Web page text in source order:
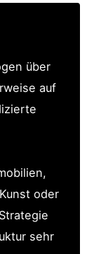
über
auf
oder
sehr